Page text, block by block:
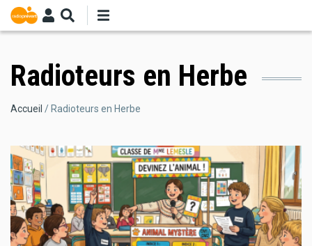
Aller
au
contenu
Radioteurs en Herbe
Fil
Accueil Radioteurs en Herbe